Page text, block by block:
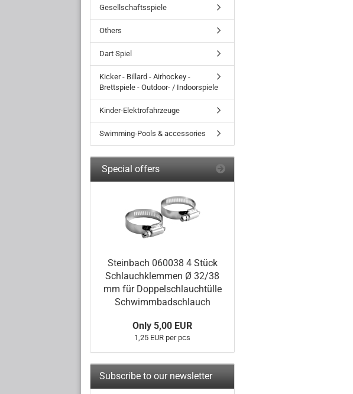
Gesellschaftsspiele
Others
Dart Spiel
Kicker - Billard - Airhockey -
Brettspiele - Outdoor- / Indoorspiele
Kinder-Elektrofahrzeuge
Swimming-Pools & accessories
Special offers
Steinbach 060038 4 Stück
Schlauchklemmen Ø 32/38
mm für Doppelschlauchtülle
Schwimmbadschlauch
Only 5,00 EUR
1,25 EUR per pcs
Subscribe to our newsletter